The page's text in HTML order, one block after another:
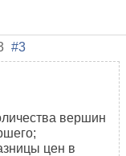
#3
вершин
цен в